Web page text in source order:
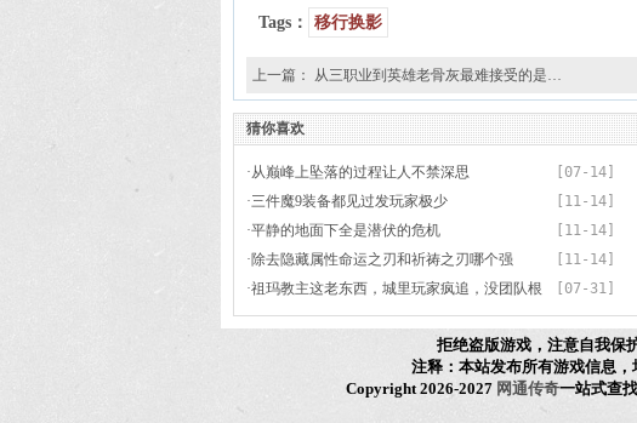
Tags： 移行换影
上一篇： 从三职业到英雄老骨灰最难接受的是…
猜你喜欢
[07-14]
·从巅峰上坠落的过程让人不禁深思
[11-14]
·三件魔9装备都见过发玩家极少
[11-14]
·平静的地面下全是潜伏的危机
[11-14]
·除去隐藏属性命运之刃和祈祷之刃哪个强
[07-31]
·祖玛教主这老东西，城里玩家疯追，没团队根
本啃不动
拒绝盗版游戏，注意自我保
注释：本站发布所有游戏信息
Copyright 2026-2027 网通传奇一站式查找